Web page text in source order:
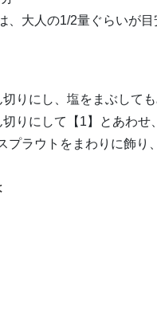
大人の1/2量ぐらいが目
切りにし、塩をまぶして
切りにして【1】とあわせ
プラウトをまわりに飾り